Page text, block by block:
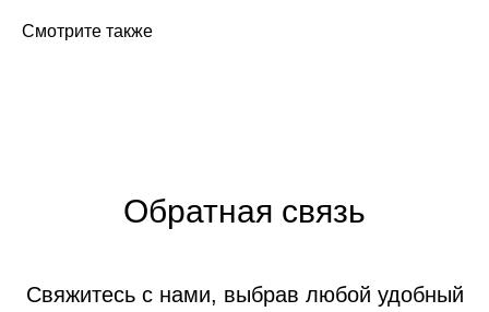
Смотрите также
Обратная связь
Свяжитесь с нами, выбрав любой удобный